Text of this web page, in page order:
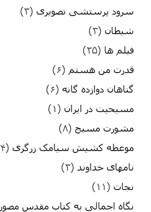
سرود پرستشی تصویری (۳)
شیطان (۳)
فیلم ها (۲۵)
قدرت من هستم (۶)
گناهان دوازده گانه (۶)
مسیحیت در ایران (۱)
مشورت مسیح (۸)
موعظه کشیش سیامک زرگری (۱۴)
نامهای خداوند (۳)
نجات (۱۱)
نگاه اجمالی به کتاب مقدس مصور